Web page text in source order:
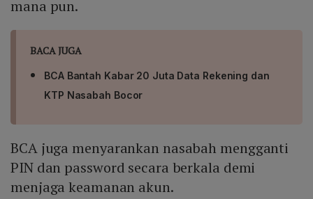
mana pun.
BACA JUGA
BCA Bantah Kabar 20 Juta Data Rekening dan
KTP Nasabah Bocor
BCA juga menyarankan nasabah mengganti
PIN dan password secara berkala demi
menjaga keamanan akun.